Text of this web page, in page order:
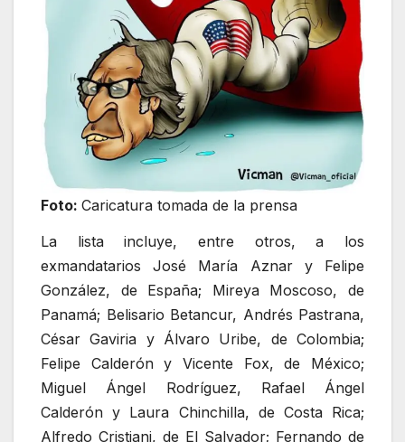
Foto: Caricatura tomada de la prensa
La lista incluye, entre otros, a los
exmandatarios José María Aznar y Felipe
González, de España; Mireya Moscoso, de
Panamá; Belisario Betancur, Andrés Pastrana,
César Gaviria y Álvaro Uribe, de Colombia;
Felipe Calderón y Vicente Fox, de México;
Miguel Ángel Rodríguez, Rafael Ángel
Calderón y Laura Chinchilla, de Costa Rica;
Alfredo Cristiani, de El Salvador; Fernando de